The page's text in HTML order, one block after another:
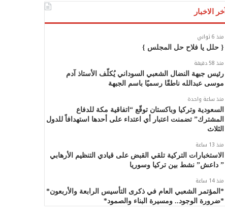
آخر الاخبار
منذ 6 ثواني
{ حلل يا فلاح حل المجلس }
منذ 58 دقيقة
رئيس جبهة النضال الشعبي السوداني يُكلّف الأستاذ آدم
موسى عبدالله ناطقًا رسميًا باسم الجبهة
منذ ساعة واحدة
السعودية وتركيا وباكستان توقّع “اتفاقية مكة للدفاع
المشترك” تضمنت اعتبار أي اعتداء على أحدها استهدافاً للدول
الثلاث
منذ 13 ساعة
الاستخبارات التركية تلقي القبض على قيادي التنظيم الأرهابي
” داعش” نشط بين تركيا وسوريا
منذ 14 ساعة
*المؤتمر الشعبي العام في ذكرى التأسيس الرابعة والأربعون*
*ضرورة الوجود.. ومسيرة البناء والصمود*